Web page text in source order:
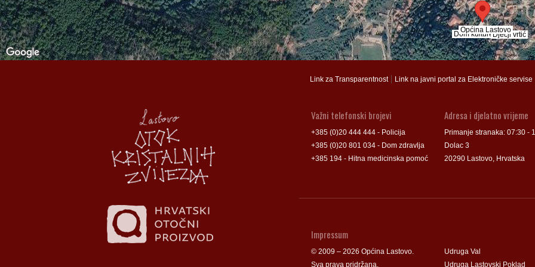
Općina Lastovo
Dječji vrtić
Dom kulture
Općina Lastovo
Dječji vrtić
Dom kulture
Link za Transparentnost| Link na javni portal za Elektroničke servise
Adresa i djelatno vrijeme
Primanje stranaka: 07:30 -
Dolac 3
20290 Lastovo, Hrvatska
Važni telefonski brojevi
+385 (0)20 444 444 - Policija
+385 (0)20 801 034 - Dom zdravlja
+385 194 - Hitna medicinska pomoć
Udruga Val
Udruga Lastovski Poklad
Impressum
© 2009 – 2026 Općina Lastovo.
Sva prava pridržana.